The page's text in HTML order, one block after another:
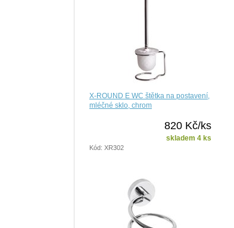
X-ROUND E WC štětka na postavení,
mléčné sklo, chrom
820 Kč/ks
skladem 4 ks
Kód: XR302